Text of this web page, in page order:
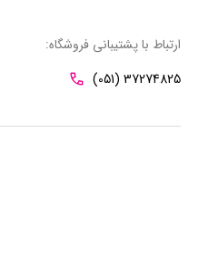
ارتباط با پشتیبانی فروشگاه:
(051) 37274825